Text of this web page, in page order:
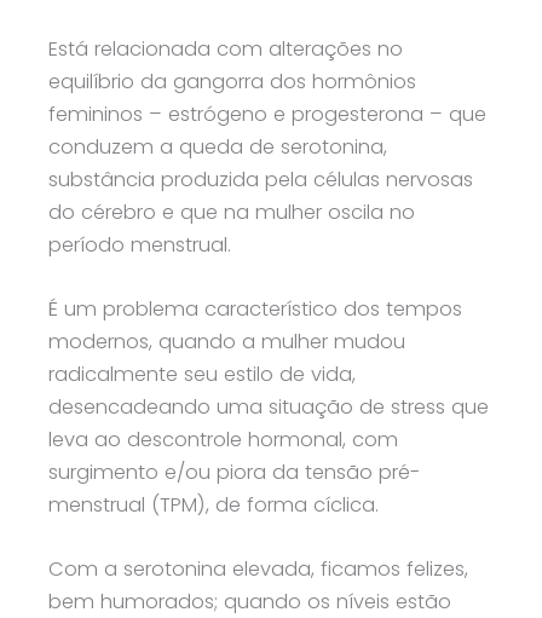
Está relacionada com alterações no
equilíbrio da gangorra dos hormônios
femininos – estrógeno e progesterona – que
conduzem a queda de serotonina,
substância produzida pela células nervosas
do cérebro e que na mulher oscila no
período menstrual.
É um problema característico dos tempos
modernos, quando a mulher mudou
radicalmente seu estilo de vida,
desencadeando uma situação de stress que
leva ao descontrole hormonal, com
surgimento e/ou piora da tensão pré-
menstrual (TPM), de forma cíclica.
Com a serotonina elevada, ficamos felizes,
bem humorados; quando os níveis estão